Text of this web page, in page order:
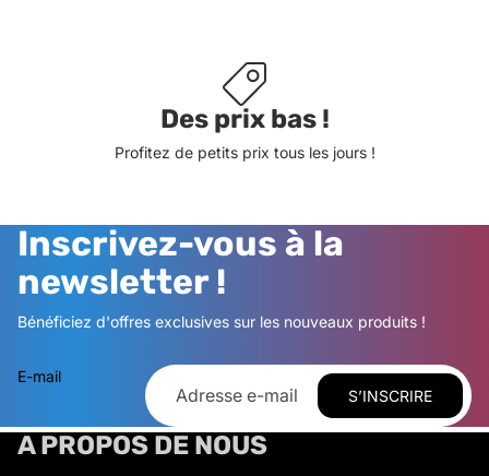
Des prix bas !
Profitez de petits prix tous les jours !
Inscrivez-vous à la
newsletter !
Bénéficiez d'offres exclusives sur les nouveaux produits !
E-mail
S’INSCRIRE
A PROPOS DE NOUS